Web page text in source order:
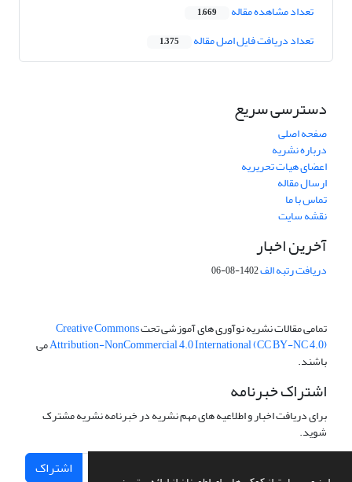
تعداد مشاهده مقاله 1,669
تعداد دریافت فایل اصل مقاله 1,375
دسترسی سریع
صفحه اصلی
درباره نشریه
اعضای هیات تحریریه
ارسال مقاله
تماس با ما
نقشه سایت
آخرین اخبار
دریافت رتبه الف1402-08-06
تمامی مقالات نشریه نوآوری های آموزشی تحتCreative Commons
Attribution-NonCommercial 4.0 International (CC BY-NC 4.0)می
باشند.
اشتراک خبرنامه
برای دریافت اخبار و اطلاعیه های مهم نشریه در خبرنامه نشریه مشترک
شوید.
اشتراک